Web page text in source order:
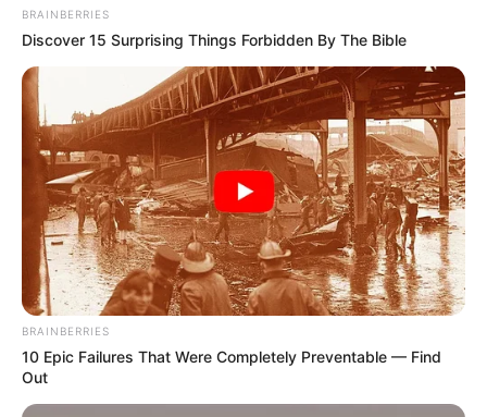
BRAINBERRIES
Discover 15 Surprising Things Forbidden By The Bible
BRAINBERRIES
10 Epic Failures That Were Completely Preventable — Find
Out